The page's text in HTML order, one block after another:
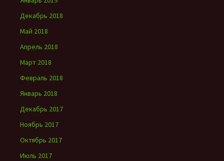
Декабрь 2018
Май 2018
Апрель 2018
Март 2018
Февраль 2018
Январь 2018
Декабрь 2017
Ноябрь 2017
Октябрь 2017
Июль 2017